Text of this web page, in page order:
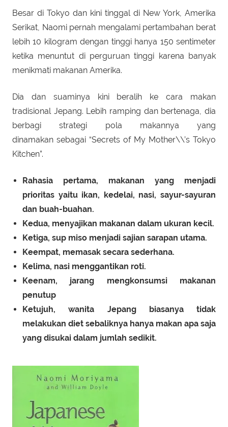
Besar di Tokyo dan kini tinggal di New York, Amerika
Serikat, Naomi pernah mengalami pertambahan berat
lebih 10 kilogram dengan tinggi hanya 150 sentimeter
ketika menuntut di perguruan tinggi karena banyak
menikmati makanan Amerika.
Dia dan suaminya kini beralih ke cara makan
tradisional Jepang. Lebih ramping dan bertenaga, dia
berbagi strategi pola makannya yang
dinamakan sebagai “Secrets of My Mother\\’s Tokyo
Kitchen”.
Rahasia pertama, makanan yang menjadi
prioritas yaitu ikan, kedelai, nasi, sayur-sayuran
dan buah-buahan.
Kedua, menyajikan makanan dalam ukuran kecil.
Ketiga, sup miso menjadi sajian sarapan utama.
Keempat, memasak secara sederhana.
Kelima, nasi menggantikan roti.
Keenam, jarang mengkonsumsi makanan
penutup
Ketujuh, wanita Jepang biasanya tidak
melakukan diet sebaliknya hanya makan apa saja
yang disukai dalam jumlah sedikit.